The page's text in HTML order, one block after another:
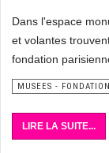
Dans l'espace
et volantes
fondation
MUSEES -
LIRE LA SUITE...